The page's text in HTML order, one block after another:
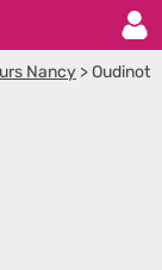
Nancy >Oudinot